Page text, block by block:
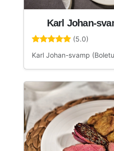
Karl Johan-
(5.0)
Karl Johan-svamp